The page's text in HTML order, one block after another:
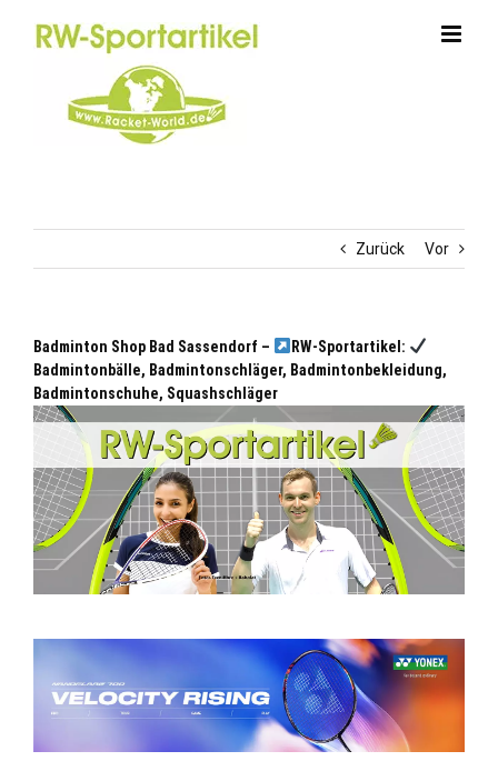
Zurück Vor
Badminton Shop Bad Sassendorf –
RW-Sportartikel:
Badmintonbälle, Badmintonschläger, Badmintonbekleidung,
Badmintonschuhe, Squashschläger